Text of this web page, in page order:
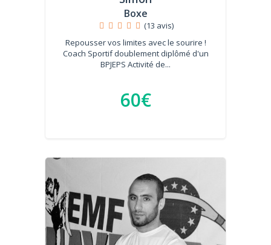
Boxe
(13 avis)
Repousser vos limites avec le sourire !
Coach Sportif doublement diplômé d'un
BPJEPS Activité de...
60€